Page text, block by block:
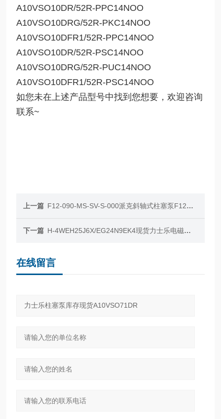
A10VSO10DR/52R-PPC14NOO
A10VSO10DRG/52R-PKC14NOO
A10VSO10DFR1/52R-PPC14NOO
A10VSO10DR/52R-PSC14NOO
A10VSO10DRG/52R-PUC14NOO
A10VSO10DFR1/52R-PSC14NOO
如您未在上述产品型号中找到您想要，欢迎咨询
联系~
上一篇 F12-090-MS-SV-S-000派克斜轴式柱塞泵F12现货供应
下一篇 H-4WEH25J6X/EG24N9EK4现货力士乐电磁换向阀H-4WEH25J6X
在线留言